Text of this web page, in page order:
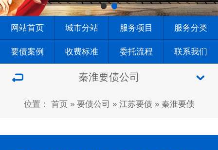
网站首页 城市分站 服务项目 服务分类
要债案例 收费标准 委托流程 联系我们
秦淮要债公司
位置： 首页» 要债公司 » 江苏要债» 秦淮要债